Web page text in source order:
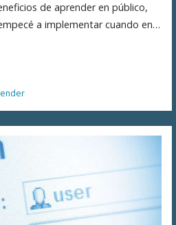
de aprender en público,
a implementar cuando en…